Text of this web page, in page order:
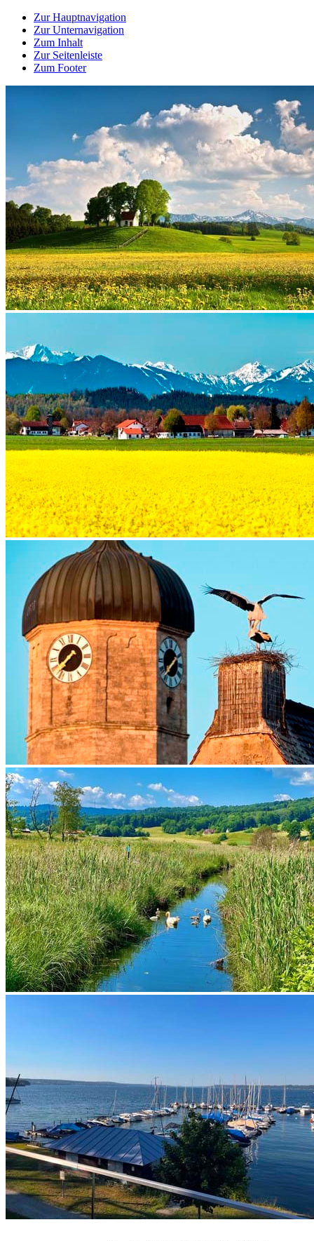
Zur Hauptnavigation
Zur Unternavigation
Zum Inhalt
Zur Seitenleiste
Zum Footer